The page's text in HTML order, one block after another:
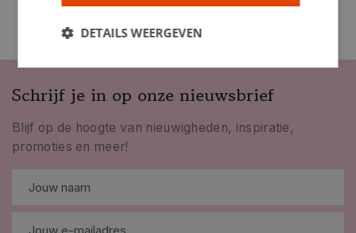
Schrijf je in op onze nieuwsbrief
Blijf op de hoogte van nieuwigheden, inspiratie,
promoties en meer!
DETAILS WEERGEVEN